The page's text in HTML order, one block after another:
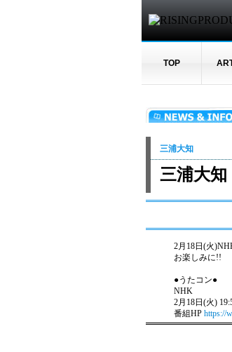
TOP
三浦大知
三浦大知
2月18日(火
お楽しみに!!
●うたコン●
NHK
2月18日(火)
番組HP https://